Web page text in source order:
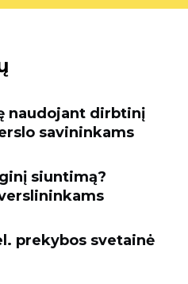
naudojant dirbtinį
savininkams
siuntimą?
prekybos svetainė